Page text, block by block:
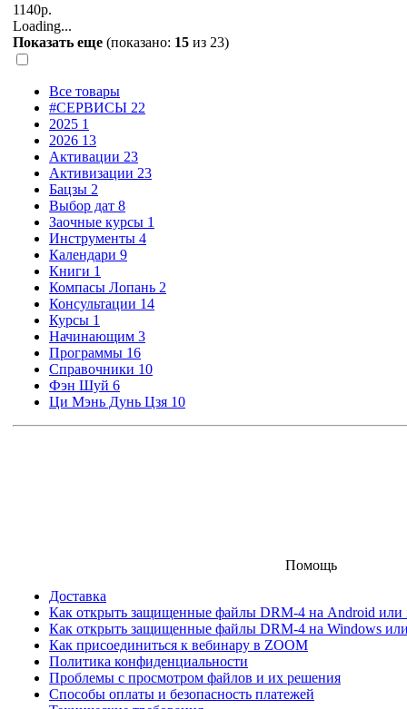
1140р.
Loading...
Показать еще (показано: 15 из 23)
Все товары
#СЕРВИСЫ 22
2025 1
2026 13
Активации 23
Активизации 23
Бацзы 2
Выбор дат 8
Заочные курсы 1
Инструменты 4
Календари 9
Книги 1
Компасы Лопань 2
Консультации 14
Курсы 1
Начинающим 3
Программы 16
Справочники 10
Фэн Шуй 6
Ци Мэнь Дунь Цзя 10
Помощь
Доставка
Как открыть защищенные файлы DRM-4 на Android или
Как открыть защищенные файлы DRM-4 на Windows
Как присоединиться к вебинару в ZOOM
Политика конфиденциальности
Проблемы с просмотром файлов и их решения
Способы оплаты и безопасность платежей